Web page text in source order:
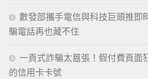
數發部攜手電信與科技巨頭推即
騙電話再也藏不住
一頁式詐騙太囂張！假付費頁面
的信用卡卡號